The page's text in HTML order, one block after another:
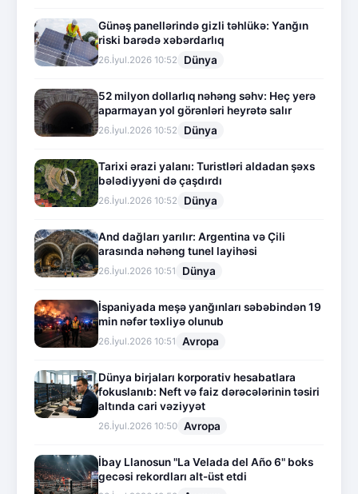
Günəş panellərində gizli təhlükə: Yanğın
riski barədə xəbərdarlıq
26.İyul.2026 10:52 Dünya
52 milyon dollarlıq nəhəng səhv: Heç yerə
aparmayan yol görənləri heyrətə salır
26.İyul.2026 10:52 Dünya
Tarixi ərazi yalanı: Turistləri aldadan şəxs
bələdiyyəni də çaşdırdı
26.İyul.2026 10:52 Dünya
And dağları yarılır: Argentina və Çili
arasında nəhəng tunel layihəsi
26.İyul.2026 10:51 Dünya
İspaniyada meşə yanğınları səbəbindən 19
min nəfər təxliyə olunub
26.İyul.2026 10:51 Avropa
Dünya birjaları korporativ hesabatlara
fokuslanıb: Neft və faiz dərəcələrinin təsiri
altında cari vəziyyət
26.İyul.2026 10:50 Avropa
İbay Llanosun "La Velada del Año 6" boks
gecəsi rekordları alt-üst etdi